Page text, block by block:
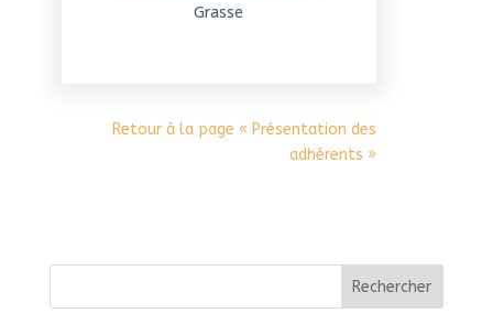
Grasse
Retour à la page « Présentation des
adhérents »